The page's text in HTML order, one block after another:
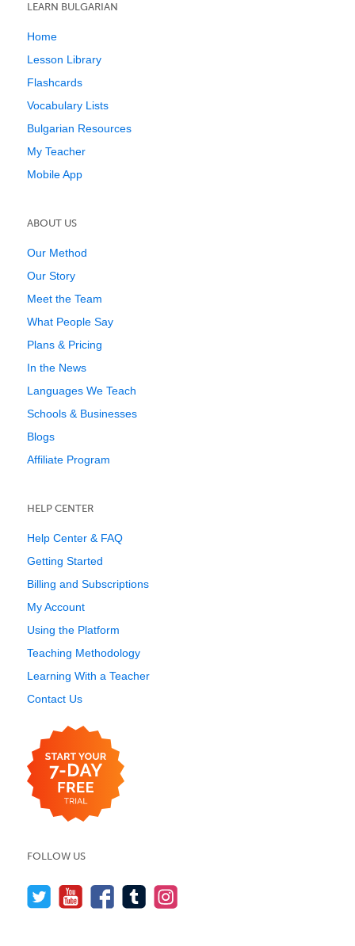
LEARN BULGARIAN
Home
Lesson Library
Flashcards
Vocabulary Lists
Bulgarian Resources
My Teacher
Mobile App
ABOUT US
Our Method
Our Story
Meet the Team
What People Say
Plans & Pricing
In the News
Languages We Teach
Schools & Businesses
Blogs
Affiliate Program
HELP CENTER
Help Center & FAQ
Getting Started
Billing and Subscriptions
My Account
Using the Platform
Teaching Methodology
Learning With a Teacher
Contact Us
FOLLOW US